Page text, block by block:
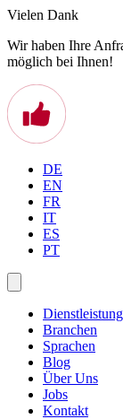
Vielen Dank
Wir haben Ihre
möglich bei Ihnen!
DE
EN
FR
IT
ES
PT
Branchen
Sprachen
Blog
Über Uns
Jobs
Kontakt